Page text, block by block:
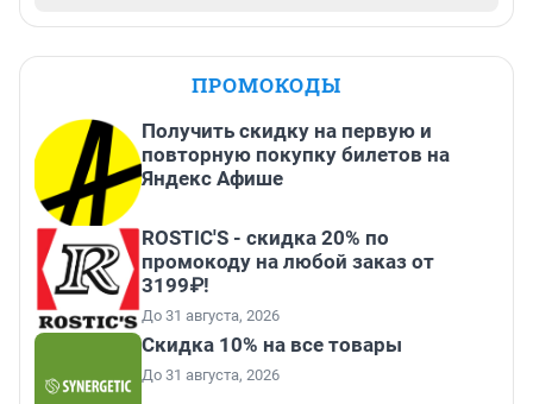
ПРОМОКОДЫ
Получить скидку на первую и
повторную покупку билетов на
Яндекс Афише
ROSTIC'S - скидка 20% по
промокоду на любой заказ от
3199₽!
До 31 августа, 2026
Скидка 10% на все товары
До 31 августа, 2026